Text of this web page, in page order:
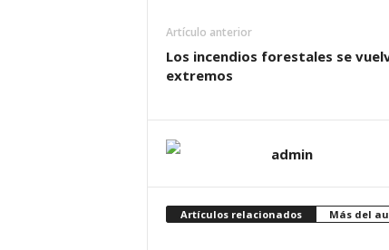
Artículo anterior
Los incendios forestales se
extremos
admin
Artículos relacionados Más del